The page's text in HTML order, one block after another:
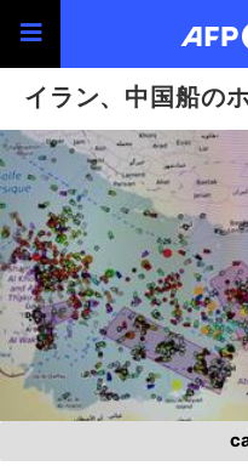
イラン、中国船の